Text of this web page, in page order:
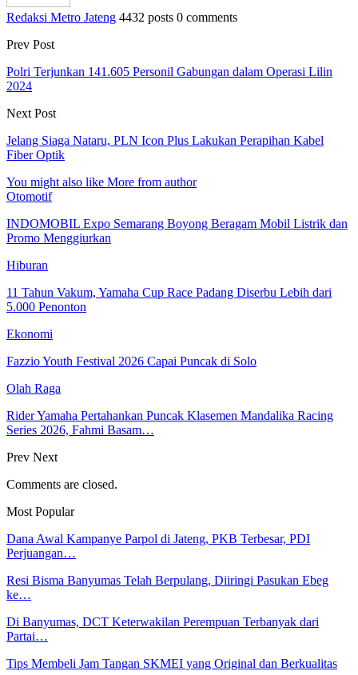
Redaksi Metro Jateng 4432 posts 0 comments
Prev Post
Polri Terjunkan 141.605 Personil Gabungan dalam Operasi Lilin
2024
Next Post
Jelang Siaga Nataru, PLN Icon Plus Lakukan Perapihan Kabel
Fiber Optik
You might also like More from author
Otomotif
INDOMOBIL Expo Semarang Boyong Beragam Mobil Listrik dan
Promo Menggiurkan
Hiburan
11 Tahun Vakum, Yamaha Cup Race Padang Diserbu Lebih dari
5.000 Penonton
Ekonomi
Fazzio Youth Festival 2026 Capai Puncak di Solo
Olah Raga
Rider Yamaha Pertahankan Puncak Klasemen Mandalika Racing
Series 2026, Fahmi Basam…
Prev Next
Comments are closed.
Most Popular
Dana Awal Kampanye Parpol di Jateng, PKB Terbesar, PDI
Perjuangan…
Resi Bisma Banyumas Telah Berpulang, Diiringi Pasukan Ebeg
ke…
Di Banyumas, DCT Keterwakilan Perempuan Terbanyak dari
Partai…
Tips Membeli Jam Tangan SKMEI yang Original dan Berkualitas